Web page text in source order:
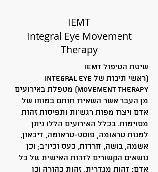
IEMT
Integral Eye Movement
Therapy
שיטת הטיפול IEMT
(ראשי תיבות של Integral Eye
Movement Therapy) מטפלת באירועים
מן העבר אשר השאירו חותם במוחו של
אדם ויצרו מפות רגשיות ותפיסות זהות
מסוימות. בכלל האירועים הללו ניתן
למנות טראומה, פוסט-טראומה, דיכאון,
אשמה, בושה, חרדות, כעס וכיו"ב; וכן
נושאים הקשורים לזהות האישית של כל
אדם: זהות מגדרית, זהות כהורה וכן